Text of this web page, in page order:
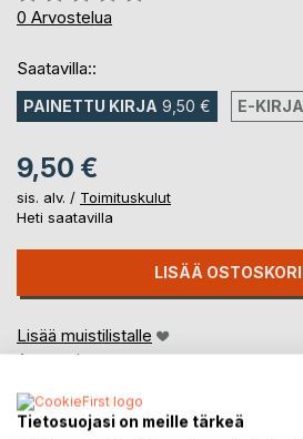
0%
0 Arvostelua
Saatavilla::
PAINETTU KIRJA 9,50 € E-KIRJA
9,50 €
sis. alv. / Toimituskulut
Heti saatavilla
LISÄÄ
Lisää muistilistalle
Arvostele tuote
Tietosuojasi on meille tärkeä